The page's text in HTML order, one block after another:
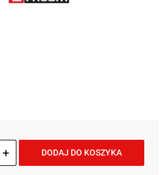
+ DODAJ DO KOSZYKA